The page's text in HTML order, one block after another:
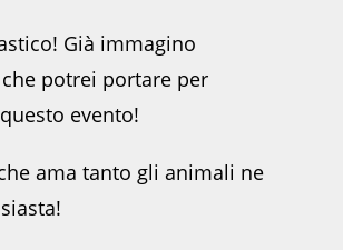
Già immagino
che potrei portare per
evento!
ama tanto gli animali ne